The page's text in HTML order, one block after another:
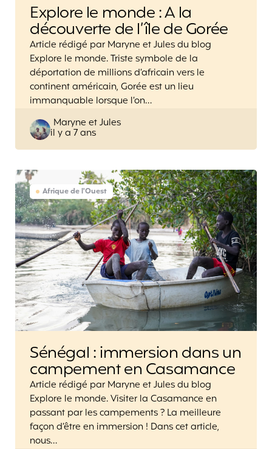
Explore le monde : A la
découverte de l’île de Gorée
Article rédigé par Maryne et Jules du blog
Explore le monde. Triste symbole de la
déportation de millions d’africain vers le
continent américain, Gorée est un lieu
immanquable lorsque l’on…
Posted
by
Maryne et Jules
il y a 7 ans
Afrique de l'Ouest
Sénégal : immersion dans un
campement en Casamance
Article rédigé par Maryne et Jules du blog
Explore le monde. Visiter la Casamance en
passant par les campements ? La meilleure
façon d’être en immersion ! Dans cet article,
nous…